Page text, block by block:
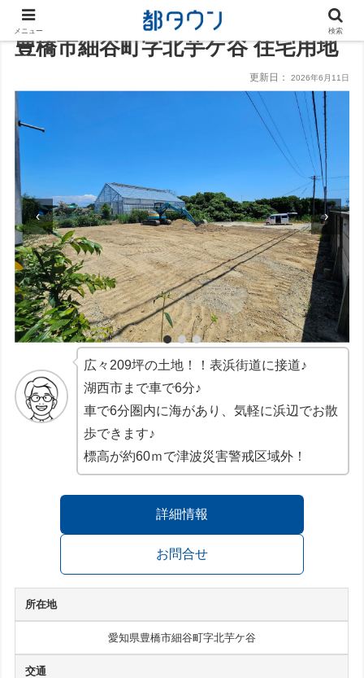
豊橋市細谷町字北芋ケ谷 住宅用地
更新日： 2026年6月11日
‹ ›
広々209坪の土地！！表浜街道に接道♪
湖西市まで車で6分♪
車で6分圏内に海があり、気軽に浜辺でお散
歩できます♪
標高が約60ｍで津波災害警戒区域外！
詳細情報
お問合せ
所在地
愛知県豊橋市細谷町字北芋ケ谷
交通
メニュー 検索